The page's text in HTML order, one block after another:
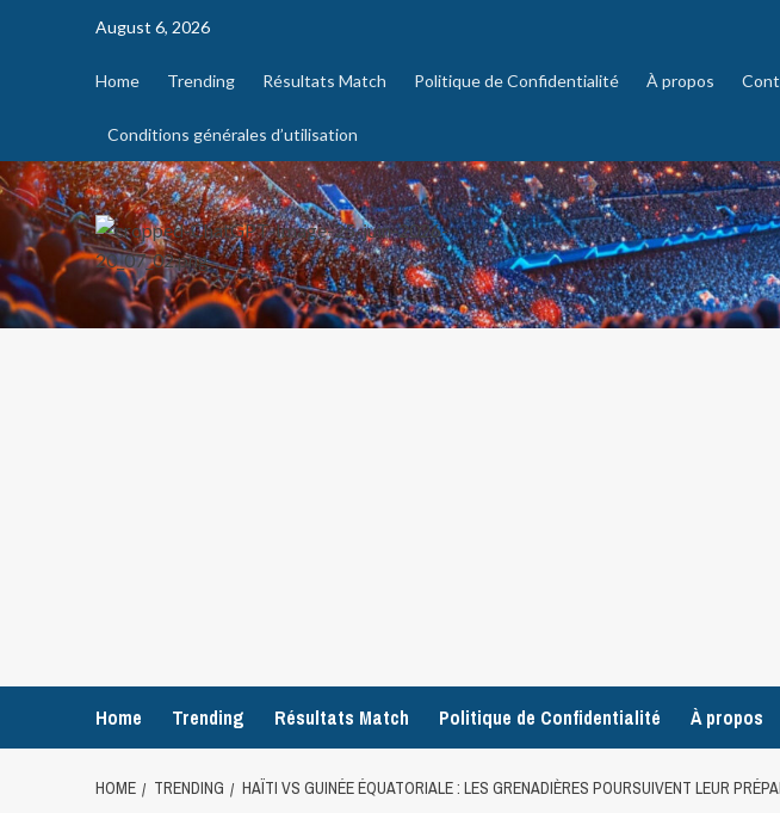
August 6, 2026
Home Trending Résultats Match Politique de Confidentialité À propos
Conditions générales d’utilisation
Home Trending Résultats Match Politique de Confidentialité À propos
HOME TRENDING HAÏTI VS GUINÉE ÉQUATORIALE : LES GRENADIÈRES POURSUIVENT LEUR